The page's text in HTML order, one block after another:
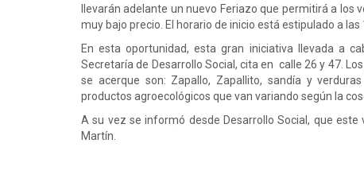
llevarán adelante un nuevo Feriazo que permitirá a
muy bajo precio. El horario de inicio está estipulado a
En esta oportunidad, esta gran iniciativa llevada a
Secretaría de Desarrollo Social, cita en calle 26 y 47.
se acerque son: Zapallo, Zapallito, sandía y
productos agroecológicos que van variando según la
A su vez se informó desde Desarrollo Social, que
Martín.